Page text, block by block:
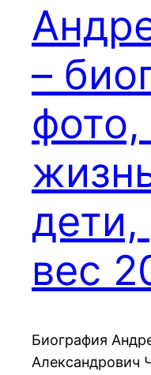
–
фото,
дети,
вес
Биография
Александрович